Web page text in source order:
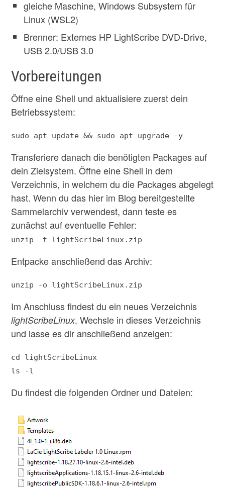
gleiche Maschine, Windows Subsystem für
Linux (WSL2)
Brenner: Externes HP LightScribe DVD-Drive,
USB 2.0/USB 3.0
Vorbereitungen
Öffne eine Shell und aktualisiere zuerst dein
Betriebssystem:
sudo apt update && sudo apt upgrade -y
Transferiere danach die benötigten Packages auf
dein Zielsystem. Öffne eine Shell in dem
Verzeichnis, in welchem du die Packages abgelegt
hast. Wenn du das hier im Blog bereitgestellte
Sammelarchiv verwendest, dann teste es
zunächst auf eventuelle Fehler:
unzip -t lightScribeLinux.zip
Entpacke anschließend das Archiv:
unzip -o lightScribeLinux.zip
Im Anschluss findest du ein neues Verzeichnis
lightScribeLinux. Wechsle in dieses Verzeichnis
und lasse es dir anschließend anzeigen:
cd lightScribeLinux
ls -l
Du findest die folgenden Ordner und Dateien: